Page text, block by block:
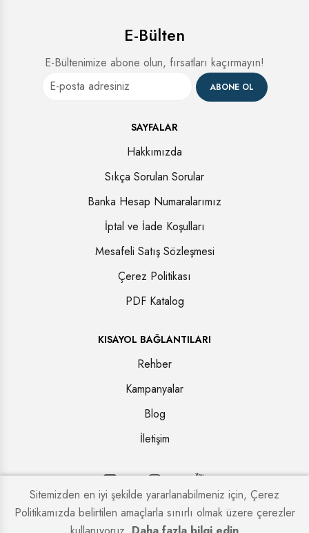
E-Bülten
E-Bültenimize abone olun, fırsatları kaçırmayın!
ABONE OL
SAYFALAR
Hakkımızda
Sıkça Sorulan Sorular
Banka Hesap Numaralarımız
İptal ve İade Koşulları
Mesafeli Satış Sözleşmesi
Çerez Politikası
PDF Katalog
KISAYOL BAĞLANTILARI
Rehber
Kampanyalar
Blog
İletişim
Copyright © 2026. Tüm hakları saklıdır.Kapi Firmaları
Sitemizden en iyi şekilde yararlanabilmeniz için, Çerez
Politikamızda belirtilen amaçlarla sınırlı olmak üzere çerezler